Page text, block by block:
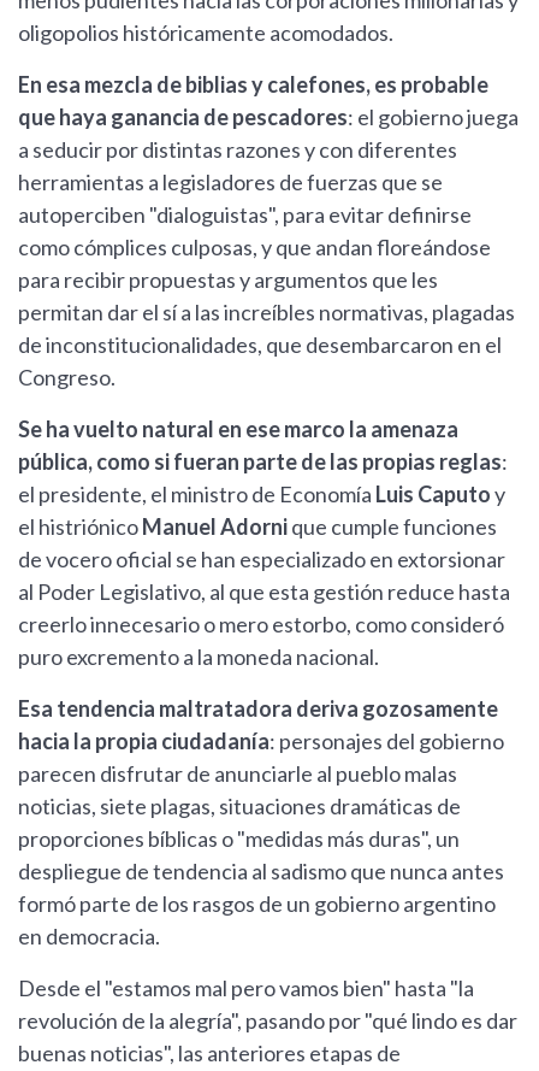
oligopolios históricamente acomodados.
En esa mezcla de biblias y calefones, es probable
que haya ganancia de pescadores: el gobierno juega
a seducir por distintas razones y con diferentes
herramientas a legisladores de fuerzas que se
autoperciben "dialoguistas", para evitar definirse
como cómplices culposas, y que andan floreándose
para recibir propuestas y argumentos que les
permitan dar el sí a las increíbles normativas, plagadas
de inconstitucionalidades, que desembarcaron en el
Congreso.
Se ha vuelto natural en ese marco la amenaza
pública, como si fueran parte de las propias reglas:
el presidente, el ministro de Economía Luis Caputoy
el histriónicoManuel Adornique cumple funciones
de vocero oficial se han especializado en extorsionar
al Poder Legislativo, al que esta gestión reduce hasta
creerlo innecesario o mero estorbo, como consideró
puro excremento a la moneda nacional.
Esa tendencia maltratadora deriva gozosamente
hacia la propia ciudadanía: personajes del gobierno
parecen disfrutar de anunciarle al pueblo malas
noticias, siete plagas, situaciones dramáticas de
proporciones bíblicas o "medidas más duras", un
despliegue de tendencia al sadismo que nunca antes
formó parte de los rasgos de un gobierno argentino
en democracia.
Desde el "estamos mal pero vamos bien" hasta "la
revolución de la alegría", pasando por "qué lindo es dar
buenas noticias", las anteriores etapas de